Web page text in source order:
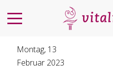
Montag, 13
Februar 2023